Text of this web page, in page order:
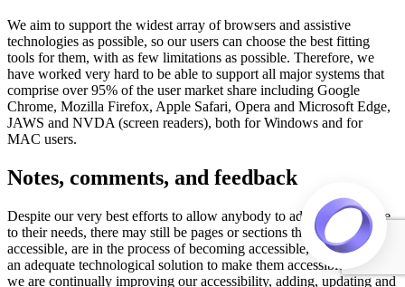
We aim to support the widest array of browsers and assistive
technologies as possible, so our users can choose the best fitting
tools for them, with as few limitations as possible. Therefore, we
have worked very hard to be able to support all major systems that
comprise over 95% of the user market share including Google
Chrome, Mozilla Firefox, Apple Safari, Opera and Microsoft Edge,
JAWS and NVDA (screen readers), both for Windows and for
MAC users.
Notes, comments, and feedback
Despite our very best efforts to allow anybody to adjust the website
to their needs, there may still be pages or sections that are not fully
accessible, are in the process of becoming accessible, or are lacking
an adequate technological solution to make them accessible. Still,
we are continually improving our accessibility, adding, updating and